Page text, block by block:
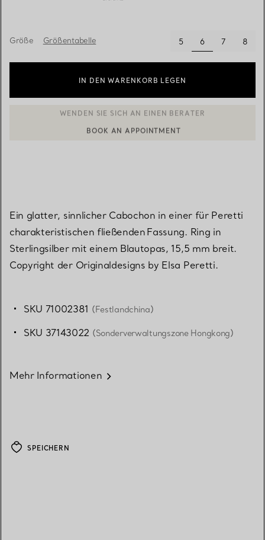
Größe Größentabelle 5 6ausgewählt
7 8
IN DEN WARENKORB LEGEN
EINEN KUNDENBERATER KONTAKTIEREN ODER EINEN
Ein glatter, sinnlicher Cabochon in einer für Peretti
charakteristischen fließenden Fassung. Ring in
Sterlingsilber mit einem Blautopas, 15,5 mm breit.
Copyright der Originaldesigns by Elsa Peretti.
SKU 71002381 (Festlandchina)
SKU 37143022 (Sonderverwaltungszone Hongkong)
Mehr Informationen
SPEICHERN